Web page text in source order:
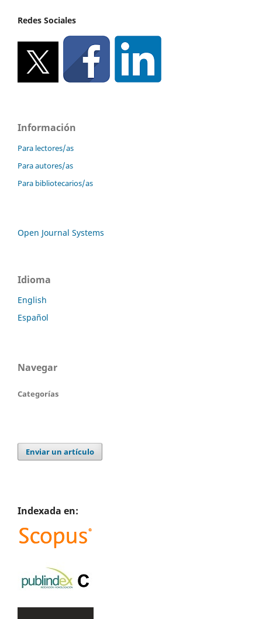
Redes Sociales
Información
Para lectores/as
Para autores/as
Para bibliotecarios/as
Open Journal Systems
Idioma
English
Español
Navegar
Categorías
Enviar un artículo
Indexada en: